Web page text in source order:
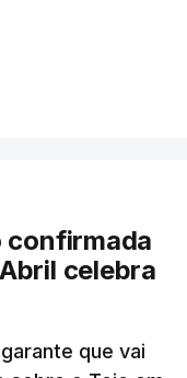
confirmada
celebra
que vai